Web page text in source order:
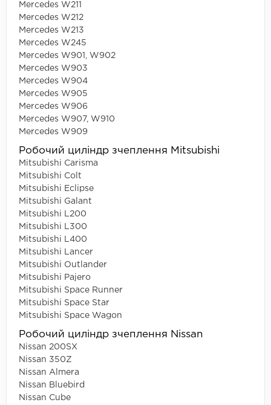
Mercedes W211
Mercedes W212
Mercedes W213
Mercedes W245
Mercedes W901, W902
Mercedes W903
Mercedes W904
Mercedes W905
Mercedes W906
Mercedes W907, W910
Mercedes W909
Робочий циліндр зчеплення Mitsubishi
Mitsubishi Carisma
Mitsubishi Colt
Mitsubishi Eclipse
Mitsubishi Galant
Mitsubishi L200
Mitsubishi L300
Mitsubishi L400
Mitsubishi Lancer
Mitsubishi Outlander
Mitsubishi Pajero
Mitsubishi Space Runner
Mitsubishi Space Star
Mitsubishi Space Wagon
Робочий циліндр зчеплення Nissan
Nissan 200SX
Nissan 350Z
Nissan Almera
Nissan Bluebird
Nissan Cube